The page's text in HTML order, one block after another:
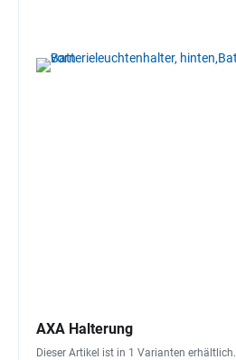
AXA Halterung
Dieser Artikel ist in 1 Varianten erhältlich.